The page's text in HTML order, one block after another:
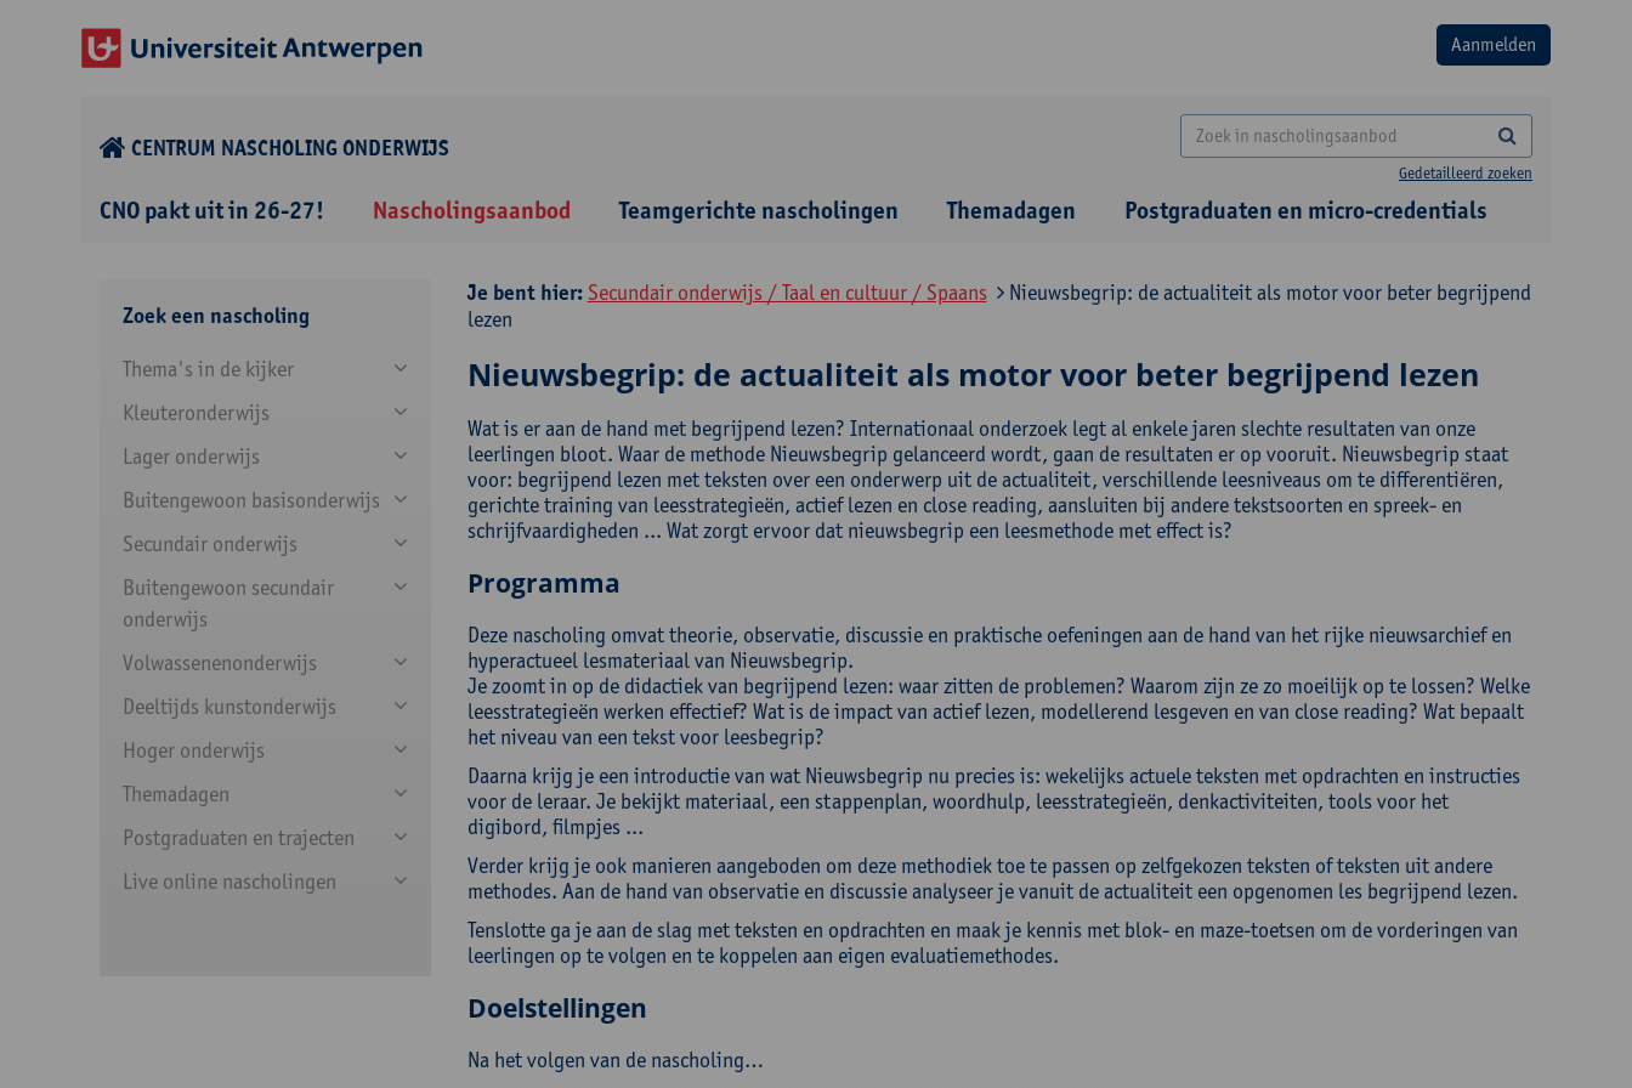
CENTRUM NASCHOLING ONDERWIJS
Gedetailleerd zoeken
CNO pakt uit in 26-27! Nascholingsaanbod Teamgerichte nascholingen Themadagen Postgraduaten en micro-credentials
Zoek een nascholing
Thema's in de kijker
Kleuteronderwijs
Lager onderwijs
Buitengewoon basisonderwijs
Secundair onderwijs
Buitengewoon secundair
onderwijs
Volwassenenonderwijs
Deeltijds kunstonderwijs
Hoger onderwijs
Themadagen
Postgraduaten en trajecten
Live online nascholingen
Je bent hier: Secundair onderwijs / Taal en cultuur / Spaans
Nieuwsbegrip: de actualiteit als motor voor beter begrijpend
lezen
Nieuwsbegrip: de actualiteit als motor voor beter begrijpend lezen
Wat is er aan de hand met begrijpend lezen? Internationaal onderzoek legt al enkele jaren slechte resultaten van onze
leerlingen bloot. Waar de methode Nieuwsbegrip gelanceerd wordt, gaan de resultaten er op vooruit. Nieuwsbegrip staat
voor: begrijpend lezen met teksten over een onderwerp uit de actualiteit, verschillende leesniveaus om te differentiëren,
gerichte training van leesstrategieën, actief lezen en close reading, aansluiten bij andere tekstsoorten en spreek- en
schrijfvaardigheden ... Wat zorgt ervoor dat nieuwsbegrip een leesmethode met effect is?
Programma
Deze nascholing omvat theorie, observatie, discussie en praktische oefeningen aan de hand van het rijke nieuwsarchief en
hyperactueel lesmateriaal van Nieuwsbegrip.
Je zoomt in op de didactiek van begrijpend lezen: waar zitten de problemen? Waarom zijn ze zo moeilijk op te lossen? Welke
leesstrategieën werken effectief? Wat is de impact van actief lezen, modellerend lesgeven en van close reading? Wat bepaalt
het niveau van een tekst voor leesbegrip?
Daarna krijg je een introductie van wat Nieuwsbegrip nu precies is: wekelijks actuele teksten met opdrachten en instructies
voor de leraar. Je bekijkt materiaal, een stappenplan, woordhulp, leesstrategieën, denkactiviteiten, tools voor het
digibord, filmpjes ...
Verder krijg je ook manieren aangeboden om deze methodiek toe te passen op zelfgekozen teksten of teksten uit andere
methodes. Aan de hand van observatie en discussie analyseer je vanuit de actualiteit een opgenomen les begrijpend lezen.
Tenslotte ga je aan de slag met teksten en opdrachten en maak je kennis met blok- en maze-toetsen om de vorderingen van
leerlingen op te volgen en te koppelen aan eigen evaluatiemethodes.
Doelstellingen
Na het volgen van de nascholing…